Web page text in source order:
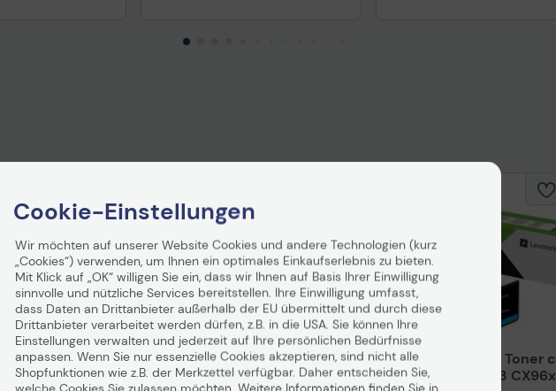
Toner
CS963
Lexmark Original Toner
magenta für MX953 CS963
Lexmark Original Toner cyan
für MX953 CS963 CX96x
Cookie-Einstellungen
Wir möchten auf unserer Website Cookies und andere Technologien (kurz
„Cookies“) verwenden, um Ihnen ein optimales Einkaufserlebnis zu bieten.
Mit Klick auf „OK“ willigen Sie ein, dass wir Ihnen auf Basis Ihrer Einwilligung
sinnvolle und nützliche Services bereitstellen. Ihre Einwilligung umfasst,
dass Daten an Drittanbieter außerhalb der EU übermittelt und durch diese
Drittanbieter verarbeitet werden dürfen, z.B. in die USA. Sie können Ihre
Einstellungen verwalten und jederzeit auf Ihre persönlichen Bedürfnisse
anpassen. Wenn Sie nur essenzielle Cookies akzeptieren, sind nicht alle
Shopfunktionen wie z.B. der Merkzettel verfügbar. Daher entscheiden Sie,